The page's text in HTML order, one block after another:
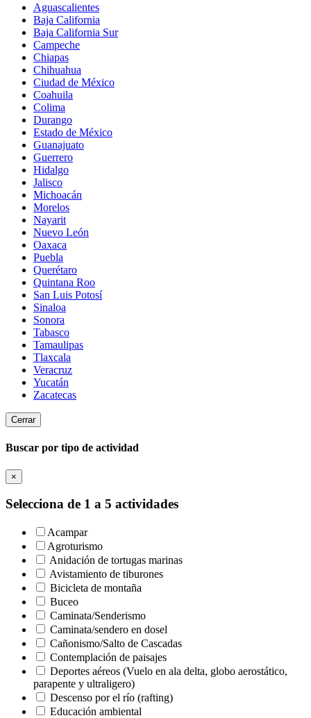
Aguascalientes
Baja California
Baja California Sur
Campeche
Chiapas
Chihuahua
Ciudad de México
Coahuila
Colima
Durango
Estado de México
Guanajuato
Guerrero
Hidalgo
Jalisco
Michoacán
Morelos
Nayarit
Nuevo León
Oaxaca
Puebla
Querétaro
Quintana Roo
San Luis Potosí
Sinaloa
Sonora
Tabasco
Tamaulipas
Tlaxcala
Veracruz
Yucatán
Zacatecas
Cerrar
Buscar por tipo de actividad
×
Selecciona de 1 a 5 actividades
Acampar
Agroturismo
Anidación de tortugas marinas
Avistamiento de tiburones
Bicicleta de montaña
Buceo
Caminata/Senderismo
Caminata/sendero en dosel
Cañonismo/Salto de Cascadas
Contemplación de paisajes
Deportes aéreos (Vuelo en ala delta, globo aerostático,
parapente y ultraligero)
Descenso por el río (rafting)
Educación ambiental